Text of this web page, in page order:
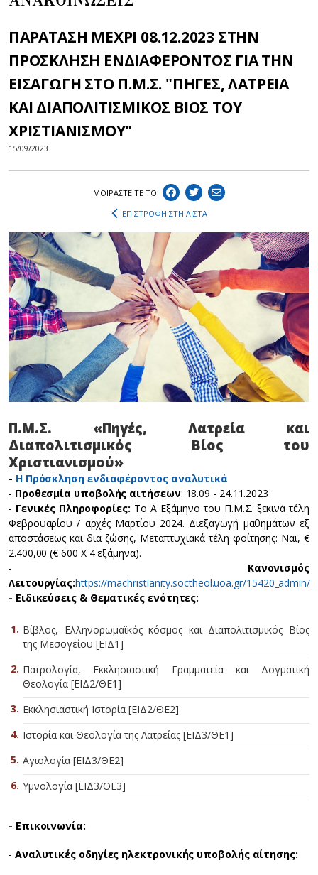
ΠΑΡΑΤΑΣΗ ΜΕΧΡΙ 08.12.2023 ΣΤΗΝ
ΠΡΟΣΚΛΗΣΗ ΕΝΔΙΑΦΕΡΟΝΤΟΣ ΓΙΑ ΤΗΝ
ΕΙΣΑΓΩΓΗ ΣΤΟ Π.Μ.Σ. "ΠΗΓΕΣ, ΛΑΤΡΕΙΑ
ΚΑΙ ΔΙΑΠΟΛΙΤΙΣΜΙΚΟΣ ΒΙΟΣ ΤΟΥ
ΧΡΙΣΤΙΑΝΙΣΜΟΥ"
15/09/2023
ΜΟΙΡΑΣΤEIΤΕ ΤΟ:
ΕΠΙΣΤΡΟΦΗ ΣΤΗ ΛΙΣΤΑ
Π.Μ.Σ. «Πηγές, Λατρεία και
Διαπολιτισμικός Βίος του
Χριστιανισμού»
- Η Πρόσκληση ενδιαφέροντος αναλυτικά
- Προθεσμία υποβολής αιτήσεων: 18.09 - 24.11.2023
- Γενικές Πληροφορίες: Το Α Εξάμηνο του Π.Μ.Σ. ξεκινά τέλη
Φεβρουαρίου / αρχές Μαρτίου 2024. Διεξαγωγή μαθημάτων εξ
αποστάσεως και δια ζώσης, Μεταπτυχιακά τέλη φοίτησης: Ναι, €
2.400,00 (€ 600 Χ 4 εξάμηνα).
- Κανονισμός
Λειτουργίας:https://machristianity.soctheol.uoa.gr/15420_admin/
- Ειδικεύσεις & Θεματικές ενότητες:
Βίβλος, Ελληνορωμαϊκός κόσμος και Διαπολιτισμικός Βίος
της Μεσογείου [ΕΙΔ1]
Πατρολογία, Εκκλησιαστική Γραμματεία και Δογματική
Θεολογία [ΕΙΔ2/ΘΕ1]
Εκκλησιαστική Ιστορία [ΕΙΔ2/ΘΕ2]
Ιστορία και Θεολογία της Λατρείας [ΕΙΔ3/ΘΕ1]
Αγιολογία [ΕΙΔ3/ΘΕ2]
Υμνολογία [ΕΙΔ3/ΘΕ3]
- Επικοινωνία:
- Αναλυτικές οδηγίες ηλεκτρονικής υποβολής αίτησης: